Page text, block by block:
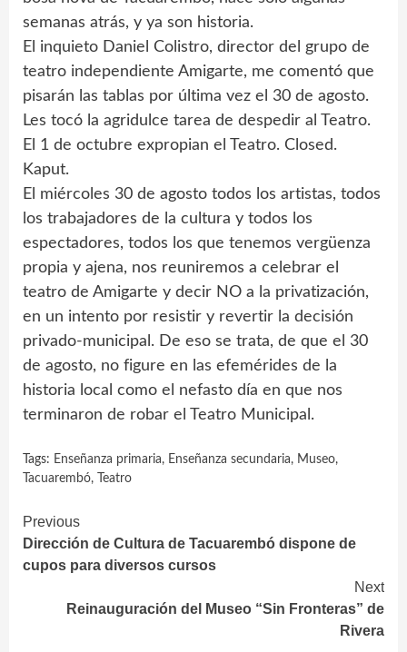
semanas atrás, y ya son historia.
El inquieto Daniel Colistro, director del grupo de
teatro independiente Amigarte, me comentó que
pisarán las tablas por última vez el 30 de agosto.
Les tocó la agridulce tarea de despedir al Teatro.
El 1 de octubre expropian el Teatro. Closed.
Kaput.
El miércoles 30 de agosto todos los artistas, todos
los trabajadores de la cultura y todos los
espectadores, todos los que tenemos vergüenza
propia y ajena, nos reuniremos a celebrar el
teatro de Amigarte y decir NO a la privatización,
en un intento por resistir y revertir la decisión
privado-municipal. De eso se trata, de que el 30
de agosto, no figure en las efemérides de la
historia local como el nefasto día en que nos
terminaron de robar el Teatro Municipal.
Tags: Enseñanza primaria, Enseñanza secundaria, Museo,
Tacuarembó, Teatro
Continue
Reading
Previous
Dirección de Cultura de Tacuarembó dispone de
cupos para diversos cursos
Next
Reinauguración del Museo “Sin Fronteras” de
Rivera